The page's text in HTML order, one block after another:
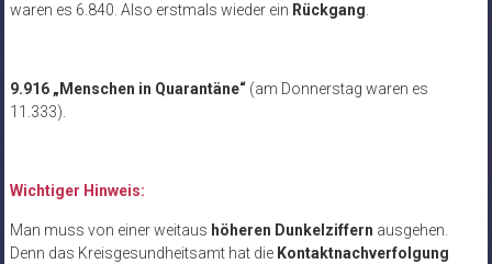
waren es 6.840. Also erstmals wieder ein Rückgang.
9.916 „Menschen in Quarantäne“ (am Donnerstag waren es
11.333).
Wichtiger Hinweis:
Man muss von einer weitaus höheren Dunkelziffern ausgehen.
Denn das Kreisgesundheitsamt hat die Kontaktnachverfolgung